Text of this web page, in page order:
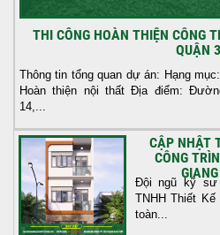
THI CÔNG HOÀN THIỆN CÔNG
QUẬN 3
Thông tin tổng quan dự án: Hạng
Hoàn thiện nội thất Địa điểm:
14,...
CẬP NHẬT
CÔNG
Đội ngũ kỹ sư
TNHH Thiết
toàn...